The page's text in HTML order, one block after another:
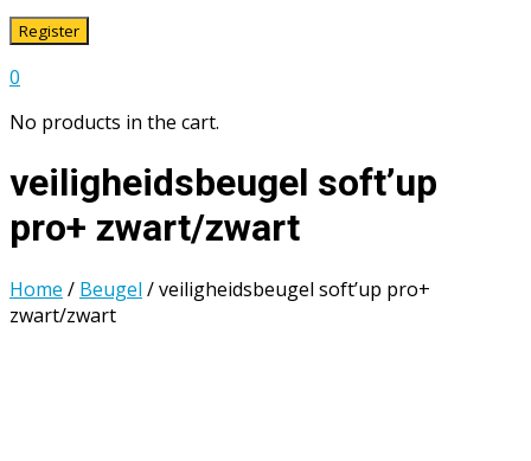
Register
0
No products in the cart.
veiligheidsbeugel soft’up
pro+ zwart/zwart
Home / Beugel / veiligheidsbeugel soft’up pro+
zwart/zwart